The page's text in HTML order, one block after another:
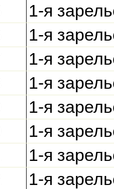
1-я
1-я
1-я
1-я
1-я
1-я
1-я
1-я